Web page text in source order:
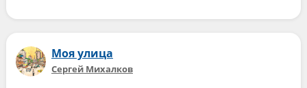
Моя улица
Сергей Михалков